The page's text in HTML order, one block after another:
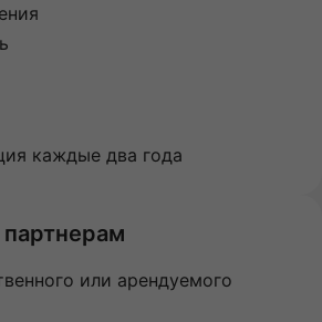
каждые два года
партнерам
или арендуемого